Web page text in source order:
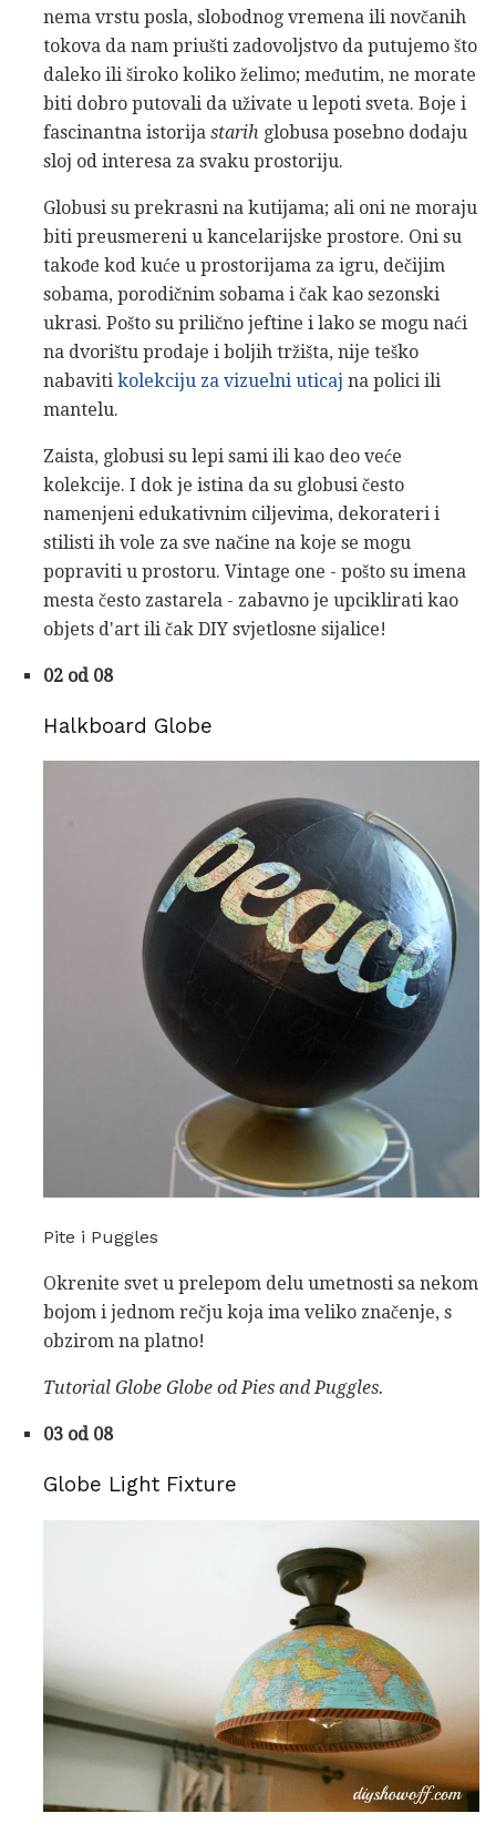
nema vrstu posla, slobodnog vremena ili novčanih
tokova da nam priušti zadovoljstvo da putujemo što
daleko ili široko koliko želimo; međutim, ne morate
biti dobro putovali da uživate u lepoti sveta. Boje i
fascinantna istorija starih globusa posebno dodaju
sloj od interesa za svaku prostoriju.
Globusi su prekrasni na kutijama; ali oni ne moraju
biti preusmereni u kancelarijske prostore. Oni su
takođe kod kuće u prostorijama za igru, dečijim
sobama, porodičnim sobama i čak kao sezonski
ukrasi. Pošto su prilično jeftine i lako se mogu naći
na dvorištu prodaje i boljih tržišta, nije teško
nabaviti kolekciju za vizuelni uticaj na polici ili
mantelu.
Zaista, globusi su lepi sami ili kao deo veće
kolekcije. I dok je istina da su globusi često
namenjeni edukativnim ciljevima, dekorateri i
stilisti ih vole za sve načine na koje se mogu
popraviti u prostoru. Vintage one - pošto su imena
mesta često zastarela - zabavno je upciklirati kao
objets d'art ili čak DIY svjetlosne sijalice!
02 od 08
Halkboard Globe
Pite i Puggles
Okrenite svet u prelepom delu umetnosti sa nekom
bojom i jednom rečju koja ima veliko značenje, s
obzirom na platno!
Tutorial Globe Globe od Pies and Puggles.
03 od 08
Globe Light Fixture